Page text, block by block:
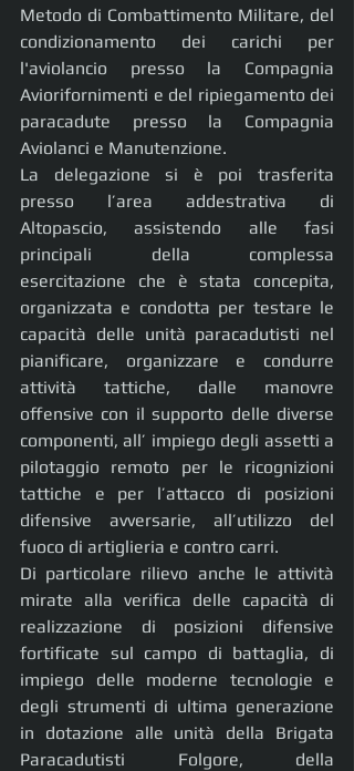
Metodo di Combattimento Militare, del
condizionamento dei carichi per
l'aviolancio presso la Compagnia
Aviorifornimenti e del ripiegamento dei
paracadute presso la Compagnia
Aviolanci e Manutenzione.
La delegazione si è poi trasferita
presso l’area addestrativa di
Altopascio, assistendo alle fasi
principali della complessa
esercitazione che è stata concepita,
organizzata e condotta per testare le
capacità delle unità paracadutisti nel
pianificare, organizzare e condurre
attività tattiche, dalle manovre
offensive con il supporto delle diverse
componenti, all’ impiego degli assetti a
pilotaggio remoto per le ricognizioni
tattiche e per l’attacco di posizioni
difensive avversarie, all’utilizzo del
fuoco di artiglieria e contro carri.
Di particolare rilievo anche le attività
mirate alla verifica delle capacità di
realizzazione di posizioni difensive
fortificate sul campo di battaglia, di
impiego delle moderne tecnologie e
degli strumenti di ultima generazione
in dotazione alle unità della Brigata
Paracadutisti Folgore, della